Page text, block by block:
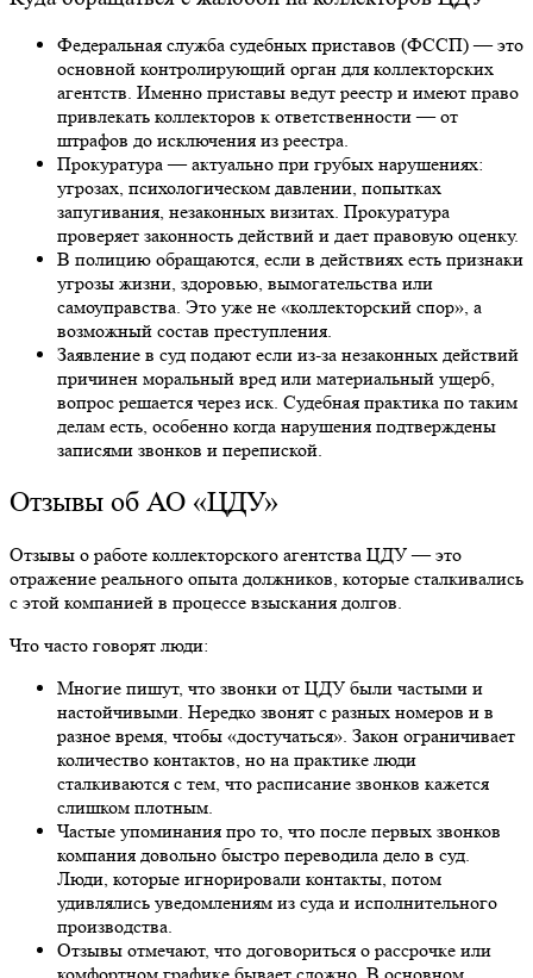
Федеральная служба судебных приставов (ФССП) — это
основной контролирующий орган для коллекторских
агентств. Именно приставы ведут реестр и имеют право
привлекать коллекторов к ответственности — от
штрафов до исключения из реестра.
Прокуратура — актуально при грубых нарушениях:
угрозах, психологическом давлении, попытках
запугивания, незаконных визитах. Прокуратура
проверяет законность действий и дает правовую оценку.
В полицию обращаются, если в действиях есть признаки
угрозы жизни, здоровью, вымогательства или
самоуправства. Это уже не «коллекторский спор», а
возможный состав преступления.
Заявление в суд подают если из-за незаконных действий
причинен моральный вред или материальный ущерб,
вопрос решается через иск. Судебная практика по таким
делам есть, особенно когда нарушения подтверждены
записями звонков и перепиской.
Отзывы об АО «ЦДУ»
Отзывы о работе коллекторского агентства ЦДУ — это
отражение реального опыта должников, которые сталкивались
с этой компанией в процессе взыскания долгов.
Что часто говорят люди:
Многие пишут, что звонки от ЦДУ были частыми и
настойчивыми. Нередко звонят с разных номеров и в
разное время, чтобы «достучаться». Закон ограничивает
количество контактов, но на практике люди
сталкиваются с тем, что расписание звонков кажется
слишком плотным.
Частые упоминания про то, что после первых звонков
компания довольно быстро переводила дело в суд.
Люди, которые игнорировали контакты, потом
удивлялись уведомлениям из суда и исполнительного
производства.
Отзывы отмечают, что договориться о рассрочке или